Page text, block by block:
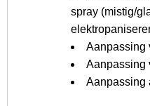
spray (mistig/
Aanpassing
Aanpassing
Aanpassing